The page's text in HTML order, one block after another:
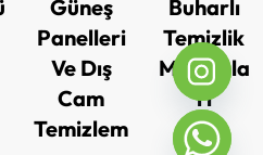
Güneş
Panelleri
Ve Dış
Cam
Temizlem
Buharlı
Temizlik
Makinela
ri